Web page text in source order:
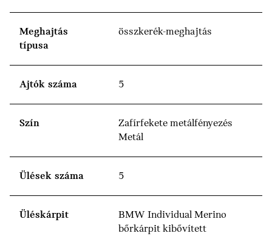
Meghajtás
típusa
összkerék-meghajtás
Ajtók száma 5
Szín
Zafírfekete metálfényezés
Metál
Ülések száma 5
Üléskárpit
BMW Individual Merino
bőrkárpit kibővített